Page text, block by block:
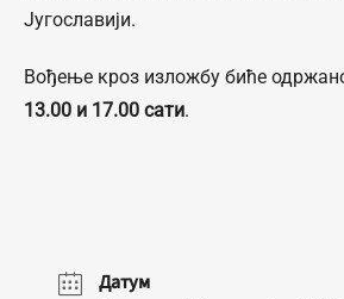
Југославији.
Вођење кроз изложбу биће
13.00 и 17.00 сати.
Датум